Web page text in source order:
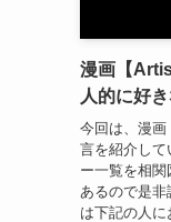
漫画【
人的に好
今回は、漫画
言を紹介して
ー一覧を相
あるので是
は下記の人